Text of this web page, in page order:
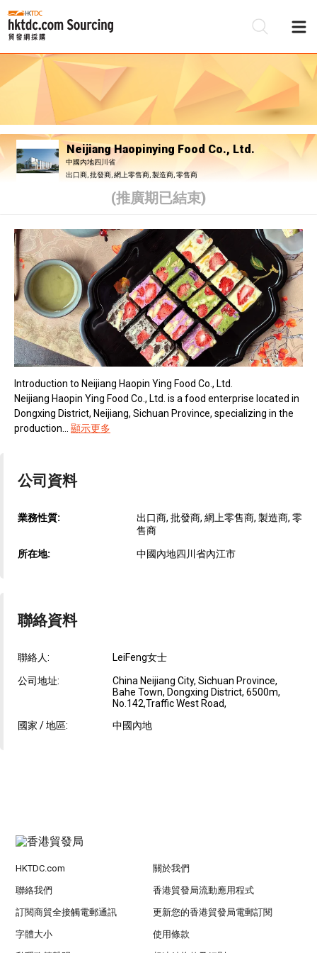
Neijiang Haopinying Food Co., Ltd.
中國內地四川省
出口商, 批發商, 網上零售商, 製造商, 零售商
(推廣期已結束)
Introduction to Neijiang Haopin Ying Food Co., Ltd.
Neijiang Haopin Ying Food Co., Ltd. is a food enterprise located in
Dongxing District, Neijiang, Sichuan Province, specializing in the
production... 顯示更多
公司資料
業務性質:
出口商, 批發商, 網上零售商, 製造商, 零
售商
所在地: 中國內地四川省內江市
聯絡資料
聯絡人: LeiFeng女士
公司地址:
China Neijiang City, Sichuan Province,
Bahe Town, Dongxing District, 6500m,
No.142,Traffic West Road,
國家 / 地區:
中國內地
HKTDC.com 關於我們
聯絡我們 香港貿發局流動應用程式
訂閱商貿全接觸電郵通訊 更新您的香港貿發局電郵訂閱
字體大小 使用條款